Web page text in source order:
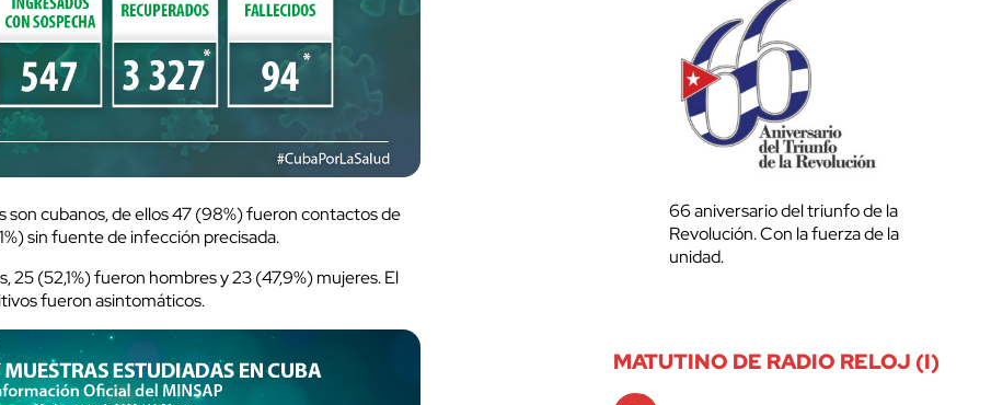
son cubanos, de ellos 47 (98%) fueron contactos de
sin fuente de infección precisada.
25 (52,1%) fueron hombres y 23 (47,9%) mujeres. El
fueron asintomáticos.
66 aniversario del triunfo de la
Revolución. Con la fuerza de la
unidad.
MATUTINO DE RADIO RELOJ (I)